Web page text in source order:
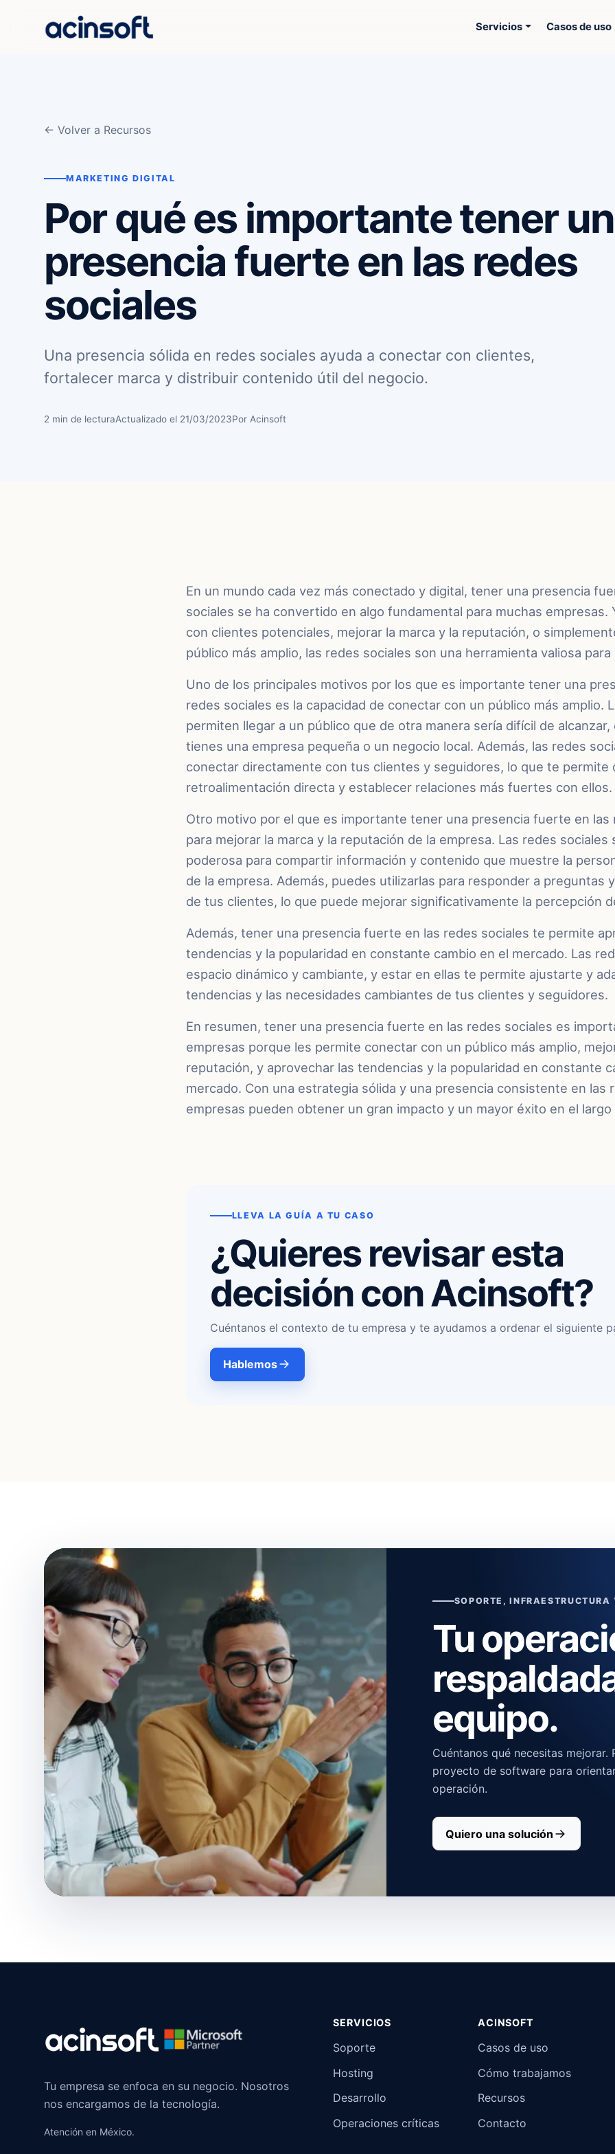
Servicios Casos de uso
← Volver a Recursos
MARKETING DIGITAL
Por qué es importante tener
presencia fuerte en las redes
sociales
Una presencia sólida en redes sociales ayuda a conectar con clientes,
fortalecer marca y distribuir contenido útil del negocio.
2 min de lecturaActualizado el 21/03/2023Por Acinsoft
En un mundo cada vez más conectado y digital, tener una presencia
sociales se ha convertido en algo fundamental para muchas empresas.
con clientes potenciales, mejorar la marca y la reputación, o
público más amplio, las redes sociales son una herramienta valiosa
Uno de los principales motivos por los que es importante tener una
redes sociales es la capacidad de conectar con un público más amplio.
permiten llegar a un público que de otra manera sería difícil de
tienes una empresa pequeña o un negocio local. Además, las redes
conectar directamente con tus clientes y seguidores, lo que te permite
retroalimentación directa y establecer relaciones más fuertes con ellos.
Otro motivo por el que es importante tener una presencia fuerte en las
para mejorar la marca y la reputación de la empresa. Las redes sociales
poderosa para compartir información y contenido que muestre la
de la empresa. Además, puedes utilizarlas para responder a preguntas
de tus clientes, lo que puede mejorar significativamente la percepción
Además, tener una presencia fuerte en las redes sociales te permite
tendencias y la popularidad en constante cambio en el mercado. Las
espacio dinámico y cambiante, y estar en ellas te permite ajustarte y
tendencias y las necesidades cambiantes de tus clientes y seguidores.
En resumen, tener una presencia fuerte en las redes sociales es
empresas porque les permite conectar con un público más amplio,
reputación, y aprovechar las tendencias y la popularidad en constante
mercado. Con una estrategia sólida y una presencia consistente en las
empresas pueden obtener un gran impacto y un mayor éxito en el largo
LLEVA LA GUÍA A TU CASO
¿Quieres revisar esta
decisión con Acinsoft?
Cuéntanos el contexto de tu empresa y te ayudamos a ordenar el siguiente
Hablemos
SOPORTE, INFRAESTRUCTURA
Tu
equipo.
Cuéntanos qué necesitas
proyecto de software para
operación.
Quiero una solución
Tu empresa se enfoca en su negocio. Nosotros
nos encargamos de la tecnología.
Atención en México.
SERVICIOS
Soporte
Hosting
Desarrollo
Operaciones críticas
ACINSOFT
Casos de uso
Cómo trabajamos
Recursos
Contacto